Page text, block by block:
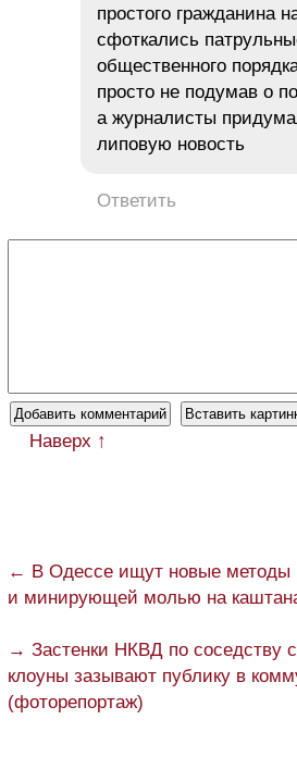
простого гражданина
сфоткались
общественного
просто не подумав о
а журналисты
липовую новость
Ответить
Наверх ↑
← В Одессе ищут новые методы
и минирующей молью на
→ Застенки НКВД по соседству
клоуны зазывают публику в
(фоторепортаж)